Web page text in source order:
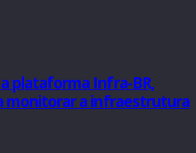
plataforma Infra-BR,
monitorar a infraestrutura